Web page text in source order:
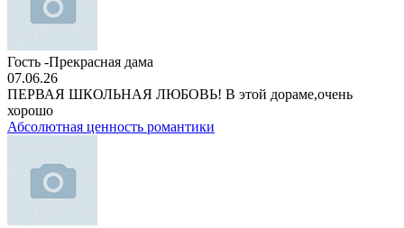
Гость -Прекрасная дама
07.06.26
ПЕРВАЯ ШКОЛЬНАЯ ЛЮБОВЬ! В этой дораме,очень
хорошо
Абсолютная ценность романтики